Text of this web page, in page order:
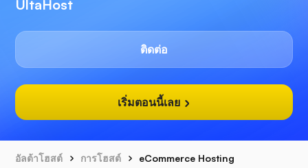
UltaHost
ติดต่อ
เริ่มตอนนี้เลย
อัลต้าโฮสต์ การโฮสต์ eCommerce Hosting